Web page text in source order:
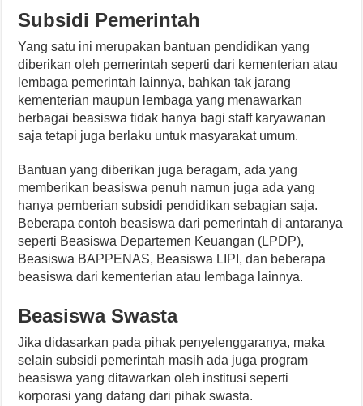
Subsidi Pemerintah
Yang satu ini merupakan bantuan pendidikan yang
diberikan oleh pemerintah seperti dari kementerian atau
lembaga pemerintah lainnya, bahkan tak jarang
kementerian maupun lembaga yang menawarkan
berbagai beasiswa tidak hanya bagi staff karyawanan
saja tetapi juga berlaku untuk masyarakat umum.
Bantuan yang diberikan juga beragam, ada yang
memberikan beasiswa penuh namun juga ada yang
hanya pemberian subsidi pendidikan sebagian saja.
Beberapa contoh beasiswa dari pemerintah di antaranya
seperti Beasiswa Departemen Keuangan (LPDP),
Beasiswa BAPPENAS, Beasiswa LIPI, dan beberapa
beasiswa dari kementerian atau lembaga lainnya.
Beasiswa Swasta
Jika didasarkan pada pihak penyelenggaranya, maka
selain subsidi pemerintah masih ada juga program
beasiswa yang ditawarkan oleh institusi seperti
korporasi yang datang dari pihak swasta.